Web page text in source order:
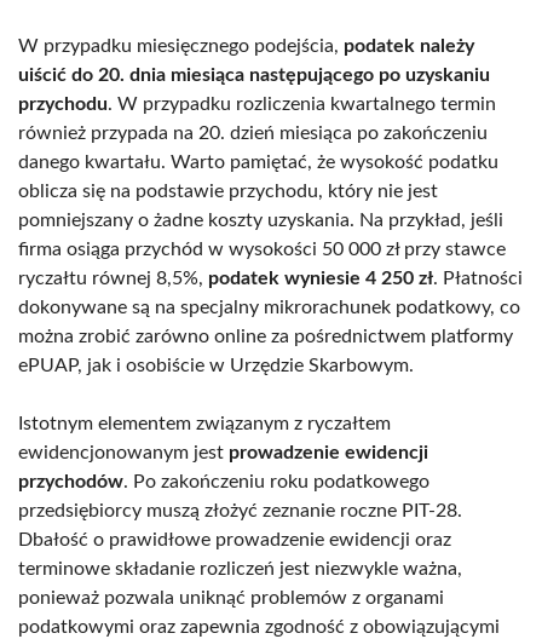
W przypadku miesięcznego podejścia, podatek należy
uiścić do 20. dnia miesiąca następującego po uzyskaniu
przychodu. W przypadku rozliczenia kwartalnego termin
również przypada na 20. dzień miesiąca po zakończeniu
danego kwartału. Warto pamiętać, że wysokość podatku
oblicza się na podstawie przychodu, który nie jest
pomniejszany o żadne koszty uzyskania. Na przykład, jeśli
firma osiąga przychód w wysokości 50 000 zł przy stawce
ryczałtu równej 8,5%, podatek wyniesie 4 250 zł. Płatności
dokonywane są na specjalny mikrorachunek podatkowy, co
można zrobić zarówno online za pośrednictwem platformy
ePUAP, jak i osobiście w Urzędzie Skarbowym.
Istotnym elementem związanym z ryczałtem
ewidencjonowanym jest prowadzenie ewidencji
przychodów. Po zakończeniu roku podatkowego
przedsiębiorcy muszą złożyć zeznanie roczne PIT-28.
Dbałość o prawidłowe prowadzenie ewidencji oraz
terminowe składanie rozliczeń jest niezwykle ważna,
ponieważ pozwala uniknąć problemów z organami
podatkowymi oraz zapewnia zgodność z obowiązującymi